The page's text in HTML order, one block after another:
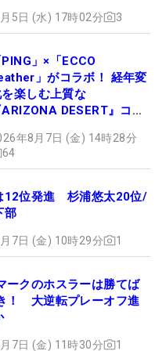
5日 (水) 17時02分 3
PING」×「ECCO
」がコラボ！ 経年変
楽しむ上質な
ARIZONA DESERT』コレ
年8月7日 (金) 14時28分
64
12位発進 杉浦悠太20位/
部
7日 (金) 10時29分 1
ークのホスラーは勝てば
！ 大逆転プレーオフ進
7日 (金) 11時30分 1